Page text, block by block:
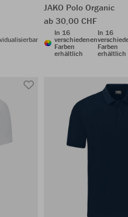
JAKO Polo Organic
ab 30,00 CHF
In 16
verschiedenen
Farben
erhältlich
In 16
Farben
erhältlich